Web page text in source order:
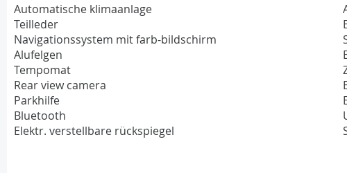
Automatische klimaanlage
Teilleder
Navigationssystem mit farb-bildschirm
Alufelgen
Tempomat
Rear view camera
Parkhilfe
Bluetooth
Elektr. verstellbare rückspiegel